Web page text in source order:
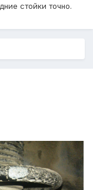
стойки точно.